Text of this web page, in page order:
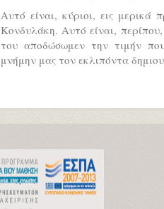
Αυτό είναι, κύριοι, εις
Κονδυλάκη. Αυτό είναι,
του αποδώσωμεν την τιμήν
μνήμην μας τον εκλιπόντα